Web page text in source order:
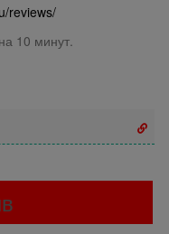
reviews/
10 минут.